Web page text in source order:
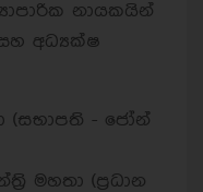
නායකයින්
අධ්‍යක්ෂ
(සභාපති - ජෝන්
මහතා (ප්‍රධාන